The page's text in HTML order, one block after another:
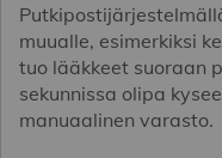
muualle, esimerkiksi
tuo lääkkeet suoraan
sekunnissa olipa
manuaalinen varasto.